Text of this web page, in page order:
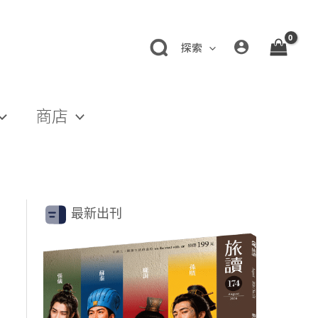
探索
商店
最新出刊